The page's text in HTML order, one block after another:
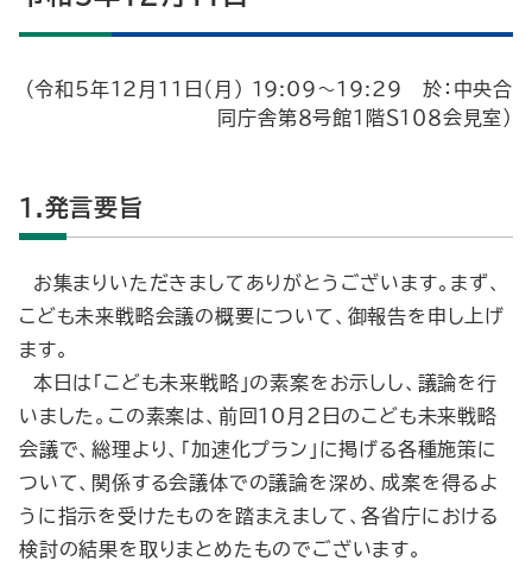
（令和5年12月11日（月） 19:09～19:29 於：中央合
同庁舎第８号館１階Ｓ１０８会見室）
1.発言要旨
お集まりいただきましてありがとうございます。まず、
こども未来戦略会議の概要について、御報告を申し上げ
ます。
本日は「こども未来戦略」の素案をお示しし、議論を行
いました。この素案は、前回10月２日のこども未来戦略
会議で、総理より、「加速化プラン」に掲げる各種施策に
ついて、関係する会議体での議論を深め、成案を得るよ
うに指示を受けたものを踏まえまして、各省庁における
検討の結果を取りまとめたものでございます。